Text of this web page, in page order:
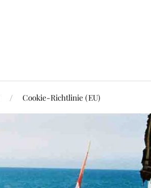
Cookie-Richtlinie (EU)